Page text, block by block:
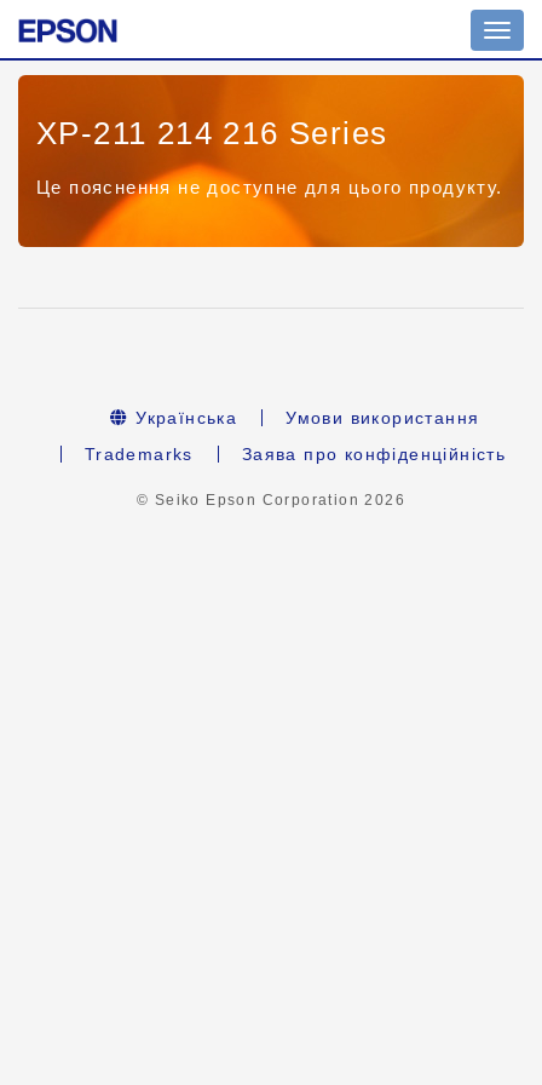
XP-211 214 216 Series
Це пояснення не доступне для цього продукту.
Українська
Умови використання
Trademarks
Заява про конфіденційність
© Seiko Epson Corporation2026